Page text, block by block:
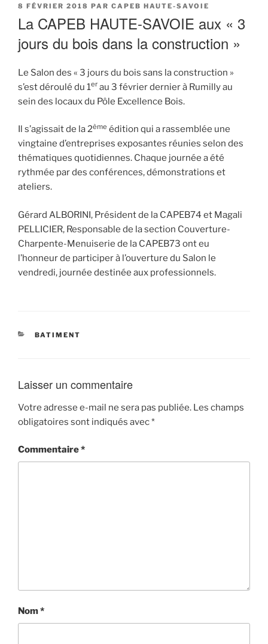
PUBLIÉ
8 FÉVRIER 2018 PAR CAPEB HAUTE-SAVOIE
La CAPEB HAUTE-SAVOIE aux « 3
jours du bois dans la construction »
Le Salon des « 3 jours du bois sans la construction »
s’est déroulé du 1er au 3 février dernier à Rumilly au
sein des locaux du Pôle Excellence Bois.
Il s’agissait de la 2ème édition qui a rassemblée une
vingtaine d’entreprises exposantes réunies selon des
thématiques quotidiennes. Chaque journée a été
rythmée par des conférences, démonstrations et
ateliers.
Gérard ALBORINI, Président de la CAPEB74 et Magali
PELLICIER, Responsable de la section Couverture-
Charpente-Menuiserie de la CAPEB73 ont eu
l’honneur de participer à l’ouverture du Salon le
vendredi, journée destinée aux professionnels.
CATÉGORIES
BATIMENT
Laisser un commentaire
Votre adresse e-mail ne sera pas publiée. Les champs
obligatoires sont indiqués avec*
Commentaire*
Nom*